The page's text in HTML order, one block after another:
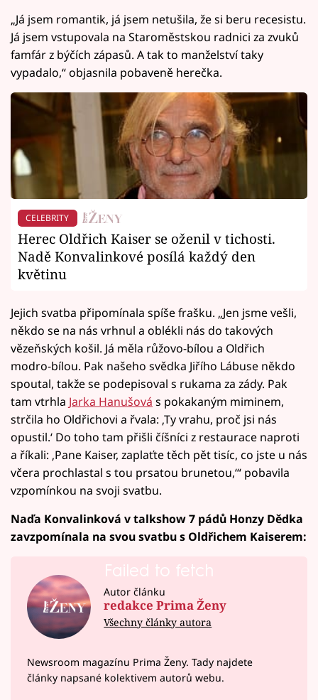
„Já jsem romantik, já jsem netušila, že si beru recesistu.
Já jsem vstupovala na Staroměstskou radnici za zvuků
famfár z býčích zápasů. A tak to manželství taky
vypadalo,“ objasnila pobaveně herečka.
CELEBRITY
Herec Oldřich Kaiser se oženil v tichosti.
Nadě Konvalinkové posílá každý den
květinu
Jejich svatba připomínala spíše frašku. „Jen jsme vešli,
někdo se na nás vrhnul a oblékli nás do takových
vězeňských košil. Já měla růžovo-bílou a Oldřich
modro-bílou. Pak našeho svědka Jiřího Lábuse někdo
spoutal, takže se podepisoval s rukama za zády. Pak
tam vtrhla Jarka Hanušová s pokakaným miminem,
strčila ho Oldřichovi a řvala: ‚Ty vrahu, proč jsi nás
opustil.‘ Do toho tam přišli číšníci z restaurace naproti
a říkali: ‚Pane Kaiser, zaplaťte těch pět tisíc, co jste u nás
včera prochlastal s tou prsatou brunetou,‘“ pobavila
vzpomínkou na svoji svatbu.
Naďa Konvalinková v talkshow 7 pádů Honzy Dědka
zavzpomínala na svou svatbu s Oldřichem Kaiserem:
Failed to fetch
Autor článku
redakce Prima Ženy
Všechny články autora
Newsroom magazínu Prima Ženy. Tady najdete
články napsané kolektivem autorů webu.